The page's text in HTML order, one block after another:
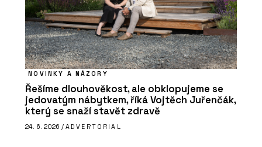
NOVINKY A NÁZORY
Řešíme dlouhověkost, ale obklopujeme se
jedovatým nábytkem, říká Vojtěch Juřenčák,
který se snaží stavět zdravě
24. 6. 2026 / ADVERTORIAL